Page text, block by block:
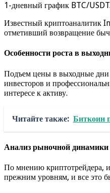
1-дневный график BTC/
Известный криптоаналитик
отметивший возвращение
Особенности роста в
Подъем цены в выходные дни
инвесторов и
интересе к активу.
Читайте также: Биткоин
Анализ рыночной динамики
По мнению криптотрейдера,
прежним уровням, и все это